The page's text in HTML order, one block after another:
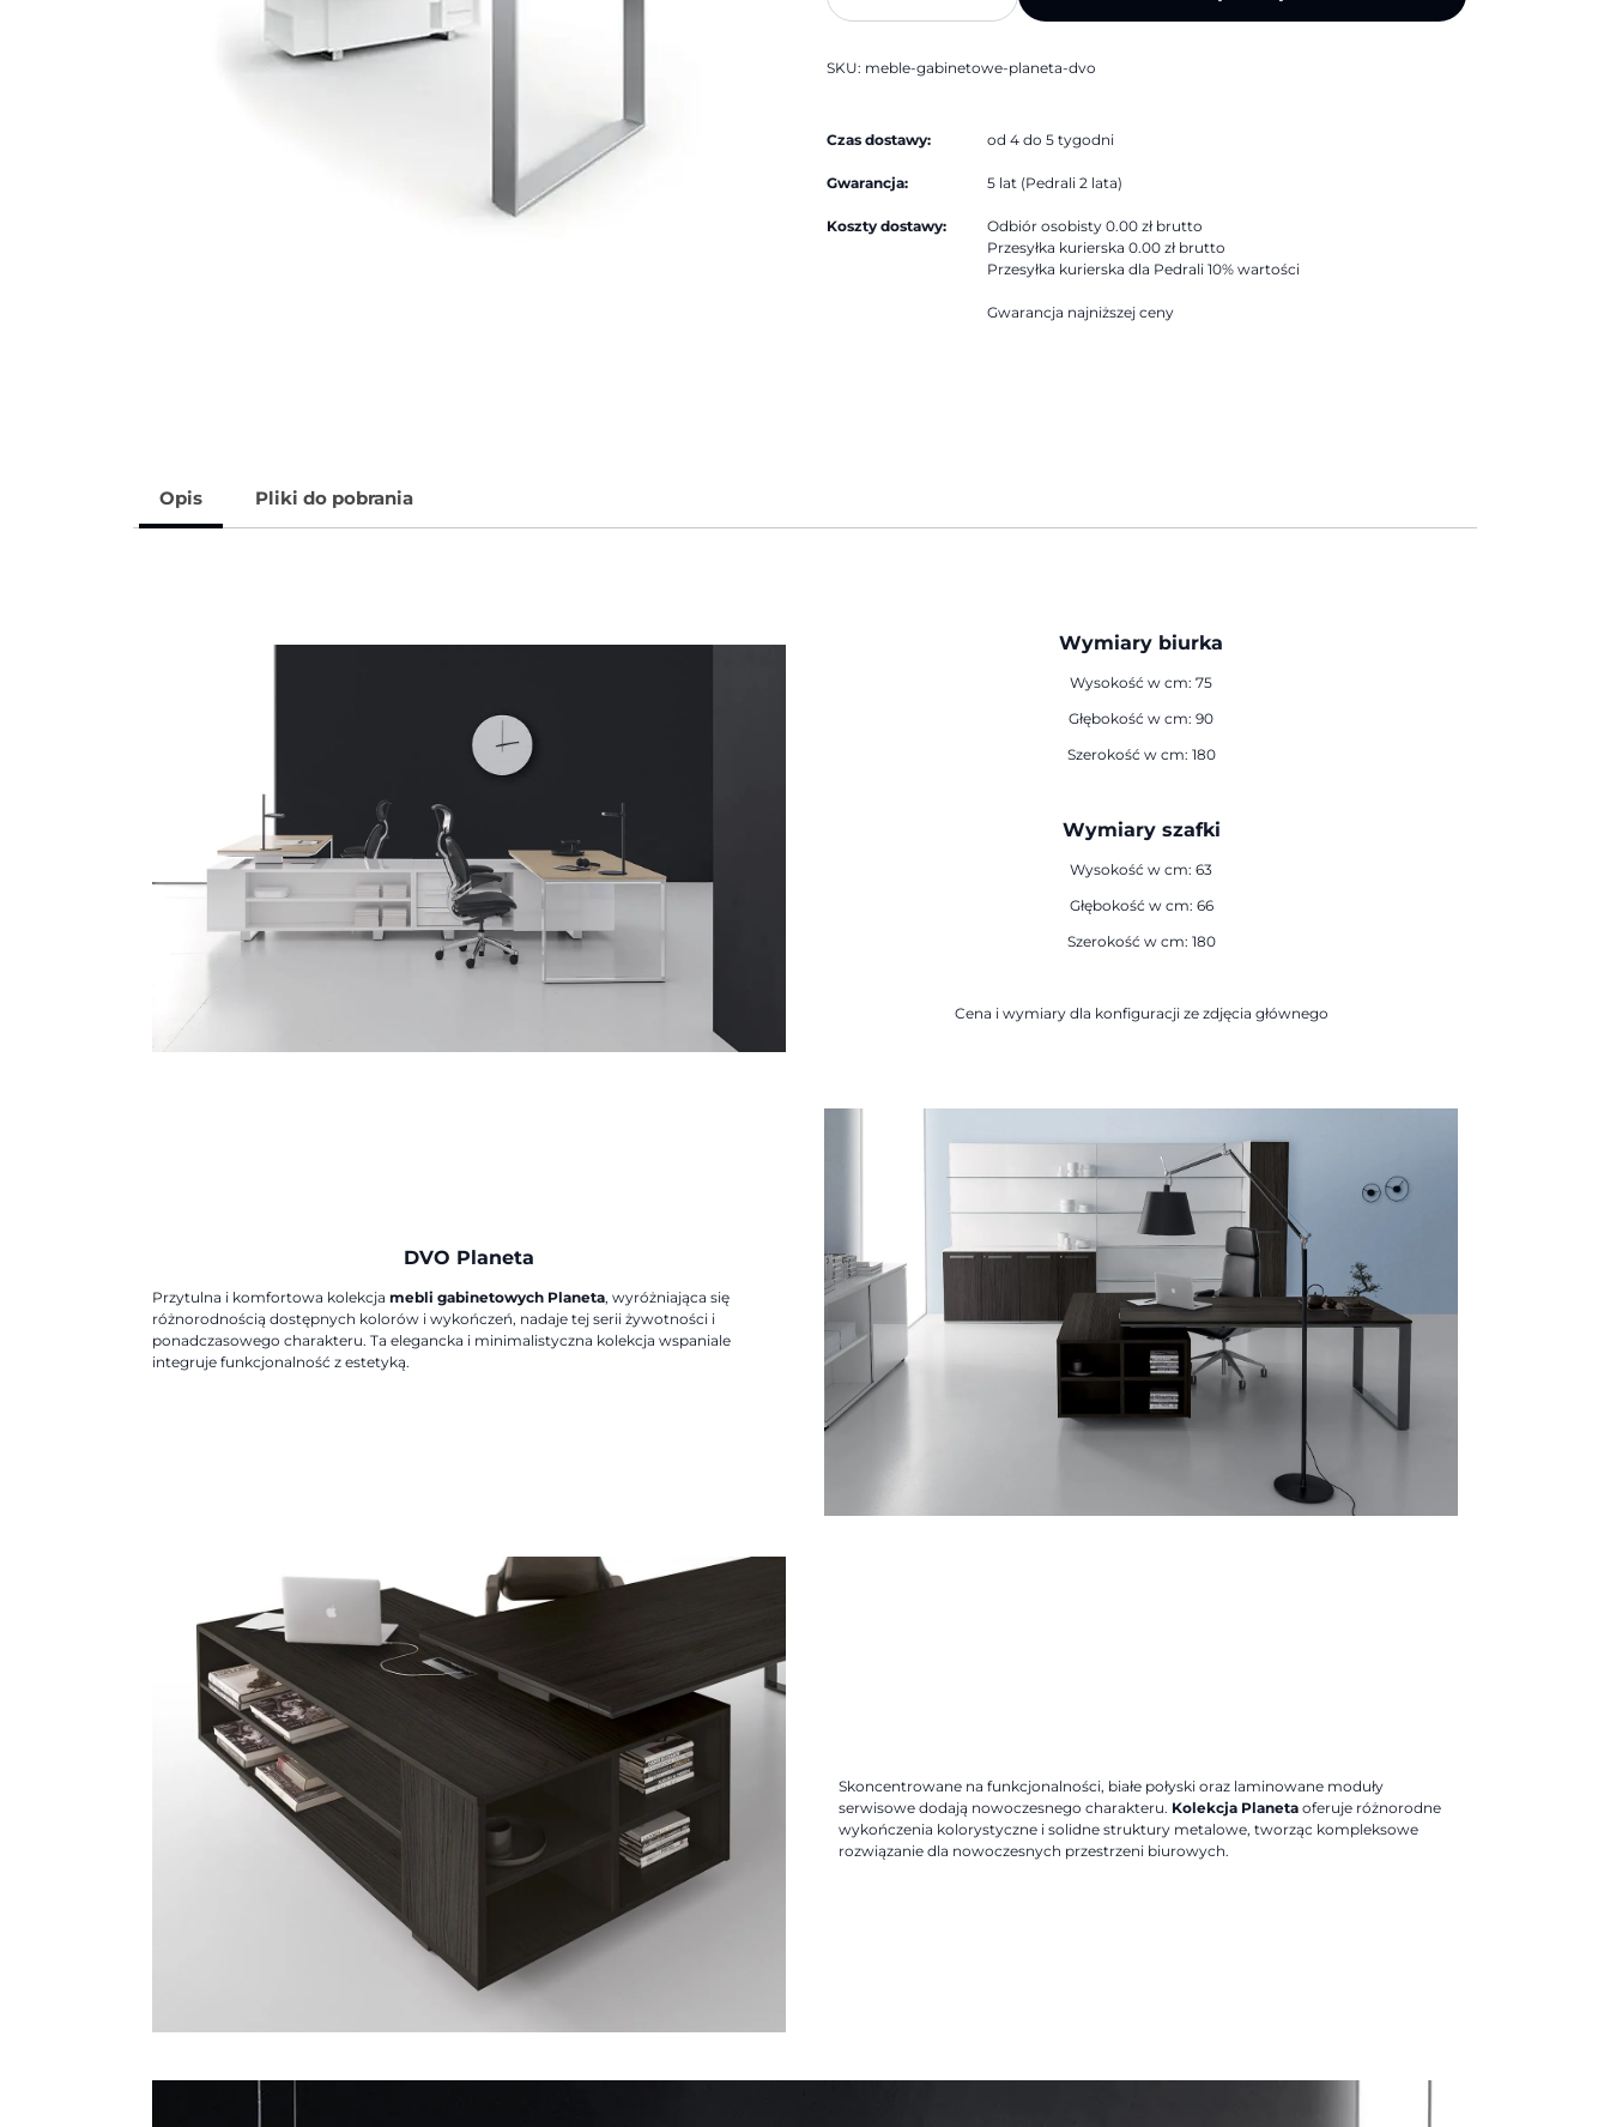
gabinetowe
DVO
SKU: meble-gabinetowe-planeta-dvo
Czas dostawy: od 4 do 5 tygodni
Gwarancja: 5 lat (Pedrali 2 lata)
Koszty dostawy:
Odbiór osobisty 0.00 zł brutto
Przesyłka kurierska 0.00 zł brutto
Przesyłka kurierska dla Pedrali 10% wartości
Gwarancja najniższej ceny
Opis Pliki do pobrania
Wymiary biurka
Wysokość w cm: 75
Głębokość w cm: 90
Szerokość w cm: 180
Wymiary szafki
Wysokość w cm: 63
Głębokość w cm: 66
Szerokość w cm: 180
Cena i wymiary dla konfiguracji ze zdjęcia głównego
DVO Planeta
Przytulna i komfortowa kolekcja mebli gabinetowych Planeta, wyróżniająca się
różnorodnością dostępnych kolorów i wykończeń, nadaje tej serii żywotności i
ponadczasowego charakteru. Ta elegancka i minimalistyczna kolekcja wspaniale
integruje funkcjonalność z estetyką.
Skoncentrowane na funkcjonalności, białe połyski oraz laminowane moduły
serwisowe dodają nowoczesnego charakteru. Kolekcja Planeta oferuje różnorodne
wykończenia kolorystyczne i solidne struktury metalowe, tworząc kompleksowe
rozwiązanie dla nowoczesnych przestrzeni biurowych.